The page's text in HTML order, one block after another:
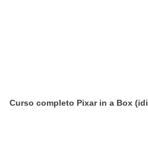
Curso completo Pixar in a Box